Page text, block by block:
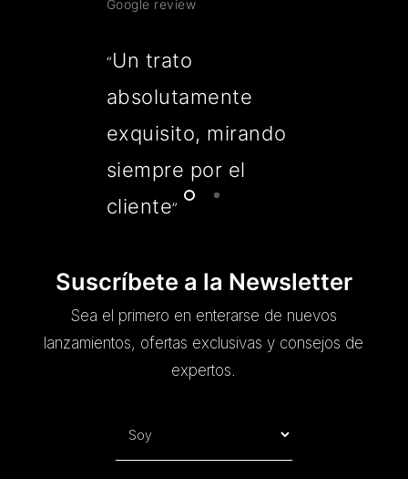
Google review
“Un trato
absolutamente
exquisito, mirando
siempre por el
cliente”
Suscríbete a la Newsletter
Sea el primero en enterarse de nuevos
lanzamientos, ofertas exclusivas y consejos de
expertos.